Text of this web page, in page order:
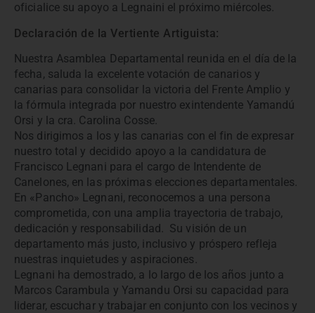
oficialice su apoyo a Legnaini el próximo miércoles.
Declaración de la Vertiente Artiguista:
Nuestra Asamblea Departamental reunida en el día de la
fecha, saluda la excelente votación de canarios y
canarias para consolidar la victoria del Frente Amplio y
la fórmula integrada por nuestro exintendente Yamandú
Orsi y la cra. Carolina Cosse.
Nos dirigimos a los y las canarias con el fin de expresar
nuestro total y decidido apoyo a la candidatura de
Francisco Legnani para el cargo de Intendente de
Canelones, en las próximas elecciones departamentales.
En «Pancho» Legnani, reconocemos a una persona
comprometida, con una amplia trayectoria de trabajo,
dedicación y responsabilidad. Su visión de un
departamento más justo, inclusivo y próspero refleja
nuestras inquietudes y aspiraciones.
Legnani ha demostrado, a lo largo de los años junto a
Marcos Carambula y Yamandu Orsi su capacidad para
liderar, escuchar y trabajar en conjunto con los vecinos y